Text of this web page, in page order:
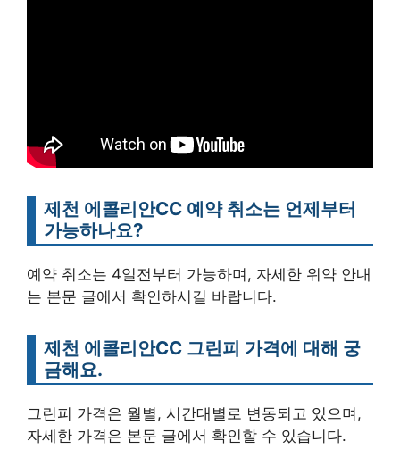
제천 에콜리안CC 예약 취소는 언제부터
가능하나요?
예약 취소는 4일전부터 가능하며, 자세한 위약 안내
는 본문 글에서 확인하시길 바랍니다.
제천 에콜리안CC 그린피 가격에 대해 궁
금해요.
그린피 가격은 월별, 시간대별로 변동되고 있으며,
자세한 가격은 본문 글에서 확인할 수 있습니다.